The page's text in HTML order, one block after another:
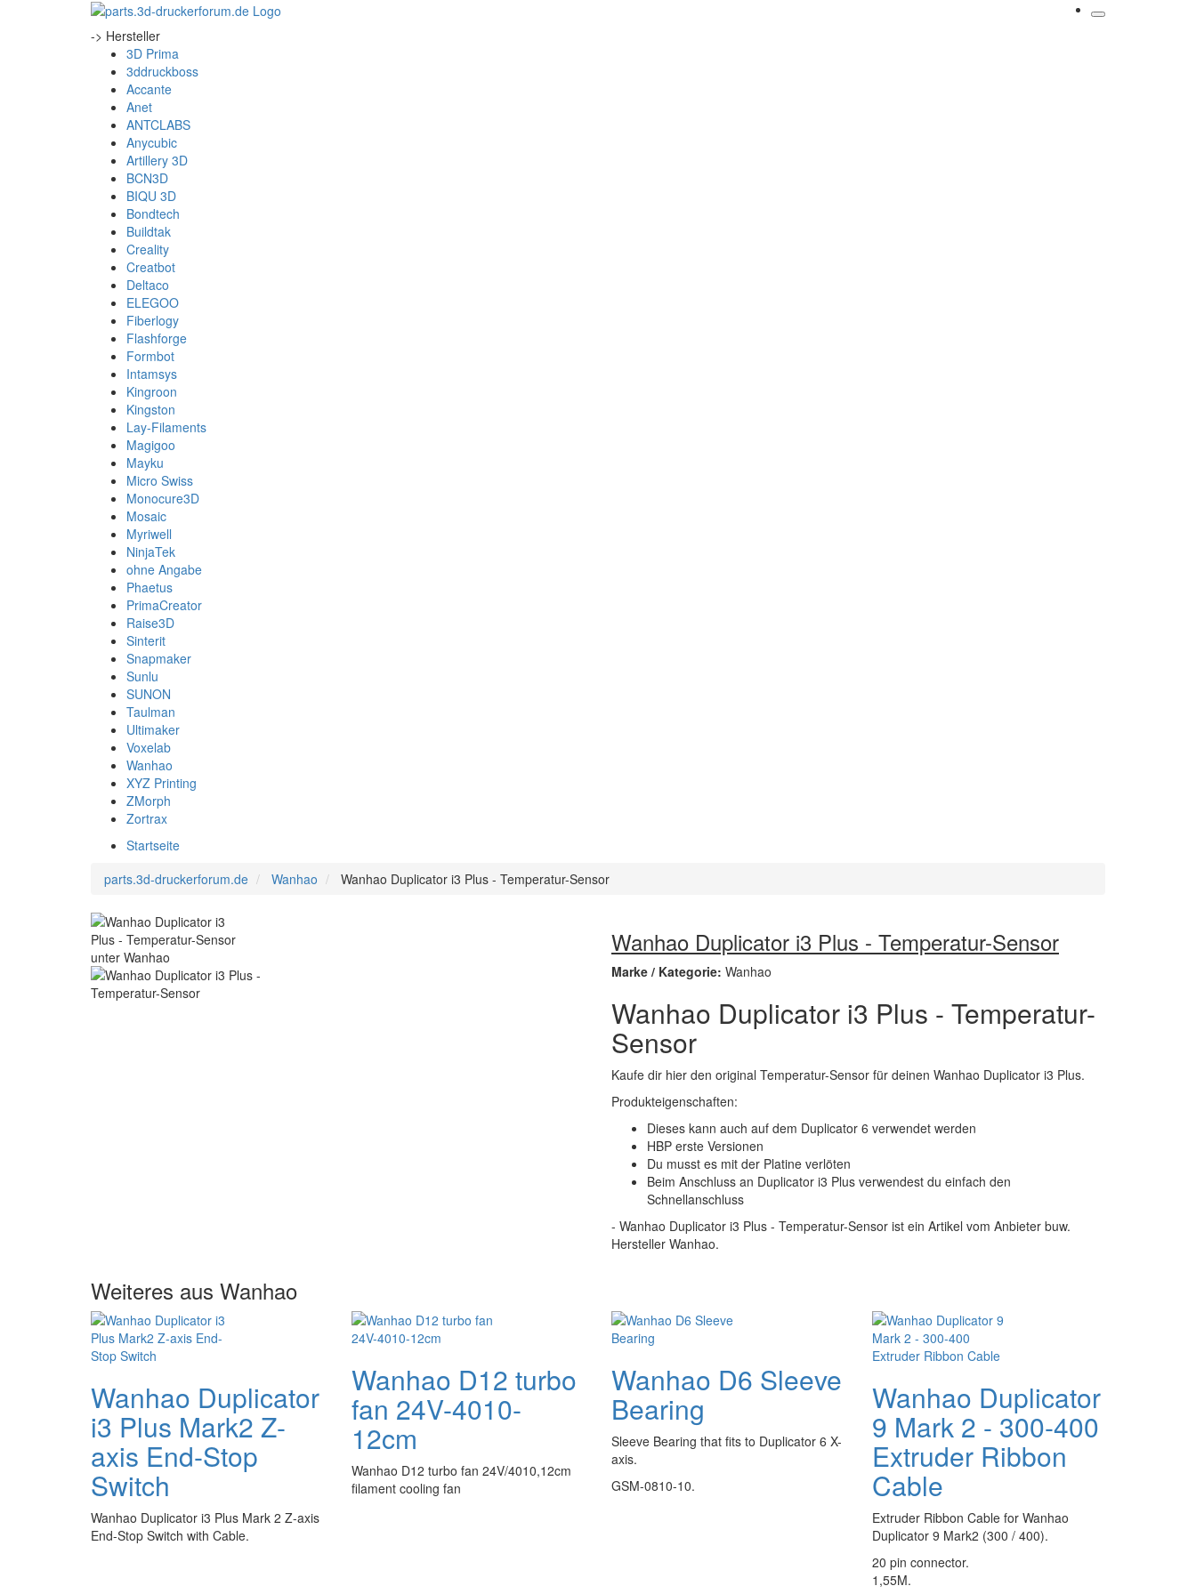
-> Hersteller
3D Prima
3ddruckboss
Accante
Anet
ANTCLABS
Anycubic
Artillery 3D
BCN3D
BIQU 3D
Bondtech
Buildtak
Creality
Creatbot
Deltaco
ELEGOO
Fiberlogy
Flashforge
Formbot
Intamsys
Kingroon
Kingston
Lay-Filaments
Magigoo
Mayku
Micro Swiss
Monocure3D
Mosaic
Myriwell
NinjaTek
ohne Angabe
Phaetus
PrimaCreator
Raise3D
Sinterit
Snapmaker
Sunlu
SUNON
Taulman
Ultimaker
Voxelab
Wanhao
XYZ Printing
ZMorph
Zortrax
Startseite
parts.3d-druckerforum.de
Wanhao Wanhao Duplicator i3 Plus - Temperatur-Sensor
Wanhao Duplicator i3 Plus - Temperatur-Sensor
Marke / Kategorie: Wanhao
Wanhao Duplicator i3 Plus - Temperatur-
Sensor
Kaufe dir hier den original Temperatur-Sensor für deinen Wanhao Duplicator i3 Plus.
Produkteigenschaften:
Dieses kann auch auf dem Duplicator 6 verwendet werden
HBP erste Versionen
Du musst es mit der Platine verlöten
Beim Anschluss an Duplicator i3 Plus verwendest du einfach den
Schnellanschluss
- Wanhao Duplicator i3 Plus - Temperatur-Sensor ist ein Artikel vom Anbieter buw.
Hersteller Wanhao.
Weiteres aus Wanhao
Wanhao Duplicator
i3 Plus Mark2 Z-
axis End-Stop
Switch
Wanhao Duplicator i3 Plus Mark 2 Z-axis
End-Stop Switch with Cable.
Wanhao D12 turbo
fan 24V-4010-
12cm
Wanhao D12 turbo fan 24V/4010,12cm
filament cooling fan
Wanhao D6 Sleeve
Bearing
Sleeve Bearing that fits to Duplicator 6 X-
axis.
GSM-0810-10.
Wanhao Duplicator
9 Mark 2 - 300-400
Extruder Ribbon
Cable
Extruder Ribbon Cable for Wanhao
Duplicator 9 Mark2 (300 / 400).
20 pin connector.
1,55M.